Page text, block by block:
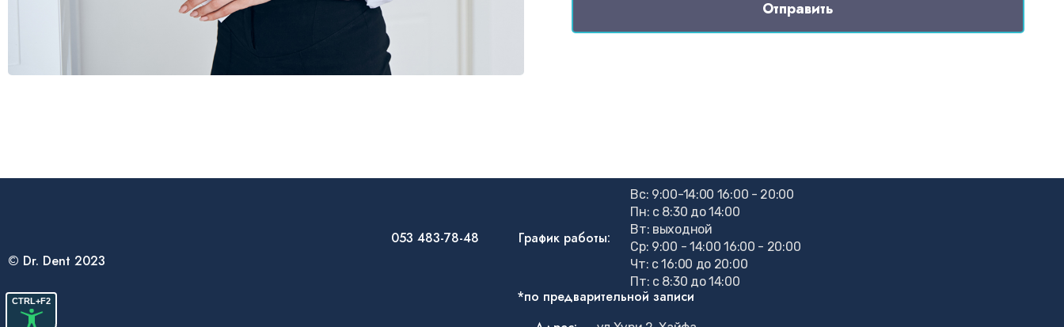
CTRL+F2
Отправить
© Dr. Dent 2023
053 483-78-48 График работы:
Вс: 9:00-14:00 16:00 - 20:00
Пн: c 8:30 до 14:00
Вт: выходной
Ср: 9:00 - 14:00 16:00 - 20:00
Чт: с 16:00 до 20:00
Пт: с 8:30 до 14:00
*по предварительной записи